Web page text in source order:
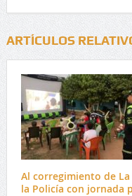
ARTÍCULOS
Al corregimiento de
la Policía con jornada